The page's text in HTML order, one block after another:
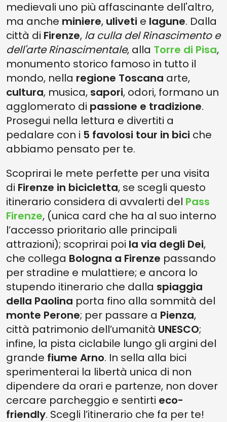
medievali uno più affascinante dell'altro,
ma anche miniere, uliveti e lagune. Dalla
città di Firenze, la culla del Rinascimento e
dell'arte Rinascimentale, alla Torre di Pisa,
monumento storico famoso in tutto il
mondo, nella regione Toscana arte,
cultura, musica, sapori, odori, formano un
agglomerato di passione e tradizione.
Prosegui nella lettura e divertiti a
pedalare con i 5 favolosi tour in bici che
abbiamo pensato per te.
Scoprirai le mete perfette per una visita
di Firenze in bicicletta, se scegli questo
itinerario considera di avvalerti del Pass
Firenze, (unica card che ha al suo interno
l’accesso prioritario alle principali
attrazioni); scoprirai poi la via degli Dei,
che collega Bologna a Firenze passando
per stradine e mulattiere; e ancora lo
stupendo itinerario che dalla spiaggia
della Paolina porta fino alla sommità del
monte Perone; per passare a Pienza,
città patrimonio dell’umanità UNESCO;
infine, la pista ciclabile lungo gli argini del
grande fiume Arno. In sella alla bici
sperimenterai la libertà unica di non
dipendere da orari e partenze, non dover
cercare parcheggio e sentirti eco-
friendly. Scegli l’itinerario che fa per te!